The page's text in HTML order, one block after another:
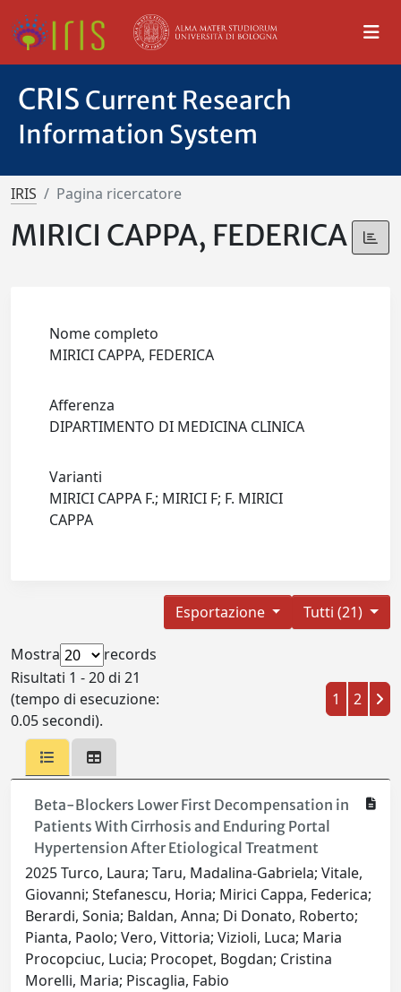
CRIS Current Research
Information System
IRIS Pagina ricercatore
MIRICI CAPPA, FEDERICA
Nome completo
MIRICI CAPPA, FEDERICA
Afferenza
DIPARTIMENTO DI MEDICINA CLINICA
Varianti
MIRICI CAPPA F.; MIRICI F; F. MIRICI
CAPPA
Tutti (21)
Esportazione
Mostra
records
Risultati 1 - 20 di 21
(tempo di esecuzione:
0.05 secondi).
1 2
Beta-Blockers Lower First Decompensation in
Patients With Cirrhosis and Enduring Portal
Hypertension After Etiological Treatment
2025 Turco, Laura; Taru, Madalina-Gabriela; Vitale,
Giovanni; Stefanescu, Horia; Mirici Cappa, Federica;
Berardi, Sonia; Baldan, Anna; Di Donato, Roberto;
Pianta, Paolo; Vero, Vittoria; Vizioli, Luca; Maria
Procopciuc, Lucia; Procopet, Bogdan; Cristina
Morelli, Maria; Piscaglia, Fabio